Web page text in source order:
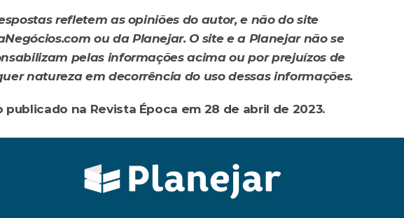
refletem as opiniões do autor, e não do site
ou da Planejar. O site e a Planejar não se
pelas informações acima ou por prejuízos de
natureza em decorrência do uso dessas informações.
publicado na Revista Época em 28 de abril de 2023.